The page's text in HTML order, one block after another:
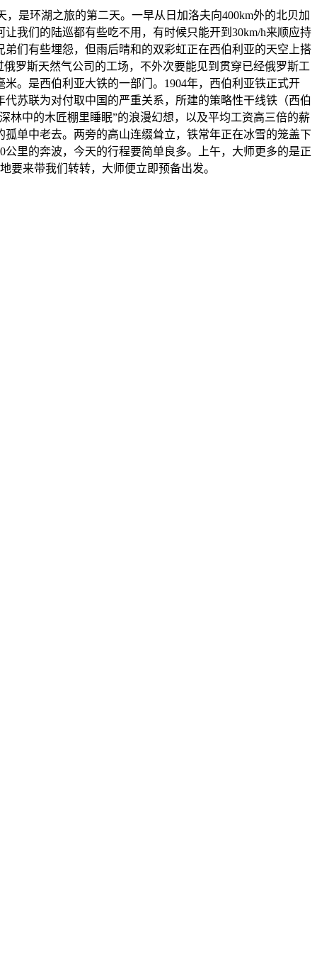
，是环湖之旅的第二天。一早从日加洛夫向400km外的北贝加
我们的陆巡都有些吃不用，有时候只能开到30km/h来顺应持
们有些埋怨，但雨后晴和的双彩虹正在西伯利亚的天空上搭
罗斯天然气公司的工场，不外次要能见到贯穿已经俄罗斯工
。是西伯利亚大铁的一部门。1904年，西伯利亚铁正式开
苏联为对付取中国的严重关系，所建的策略性干线铁（西伯
林中的木匠棚里睡眠”的浪漫幻想，以及平均工资高三倍的薪
单中老去。两旁的高山连缀耸立，铁常年正在冰雪的笼盖下
里的奔波，今天的行程要简单良多。上午，大师更多的是正
要来带我们转转，大师便立即预备出发。